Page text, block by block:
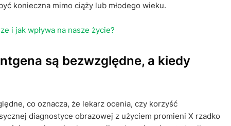
konieczna mimo ciąży lub młodego wieku.
i jak wpływa na nasze życie?
są bezwzględne, a kiedy
co oznacza, że lekarz ocenia, czy korzyść
diagnostyce obrazowej z użyciem promieni X rzadko